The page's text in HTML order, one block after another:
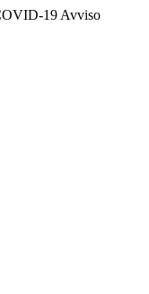
19 Avviso